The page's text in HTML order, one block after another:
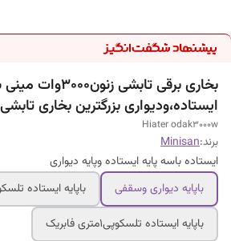
بخاری برقی
ایستاده،ودیواری بزرگترین بخاری تابشی
Hiater odak3000w
برند:Minisan
ایستاده باسه پایه ایستاده وپایه دیواری
باپایه دیواری وسقفی
باپایه ایستاده تلسکوپی
باپایه ایستاده تلسکوپی۱متری فابریک